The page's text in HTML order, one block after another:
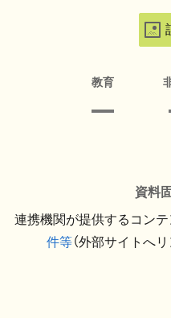
教育
資料
連携機関が提供するコンテ
件等（外部サイトへ